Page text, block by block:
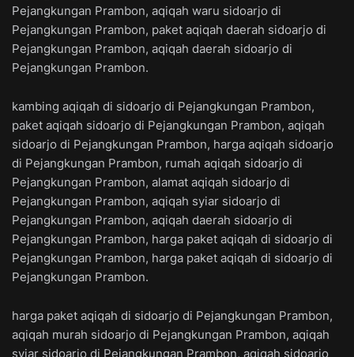
Pejangkungan Prambon, aqiqah waru sidoarjo di
Pejangkungan Prambon, paket aqiqah daerah sidoarjo di
Pejangkungan Prambon, aqiqah daerah sidoarjo di
Pejangkungan Prambon.
kambing aqiqah di sidoarjo di Pejangkungan Prambon,
paket aqiqah sidoarjo di Pejangkungan Prambon, aqiqah
sidoarjo di Pejangkungan Prambon, harga aqiqah sidoarjo
di Pejangkungan Prambon, rumah aqiqah sidoarjo di
Pejangkungan Prambon, alamat aqiqah sidoarjo di
Pejangkungan Prambon, aqiqah syiar sidoarjo di
Pejangkungan Prambon, aqiqah daerah sidoarjo di
Pejangkungan Prambon, harga paket aqiqah di sidoarjo di
Pejangkungan Prambon, harga paket aqiqah di sidoarjo di
Pejangkungan Prambon.
harga paket aqiqah di sidoarjo di Pejangkungan Prambon,
aqiqah murah sidoarjo di Pejangkungan Prambon, aqiqah
syiar sidoarjo di Pejangkungan Prambon, aqiqah sidoarjo